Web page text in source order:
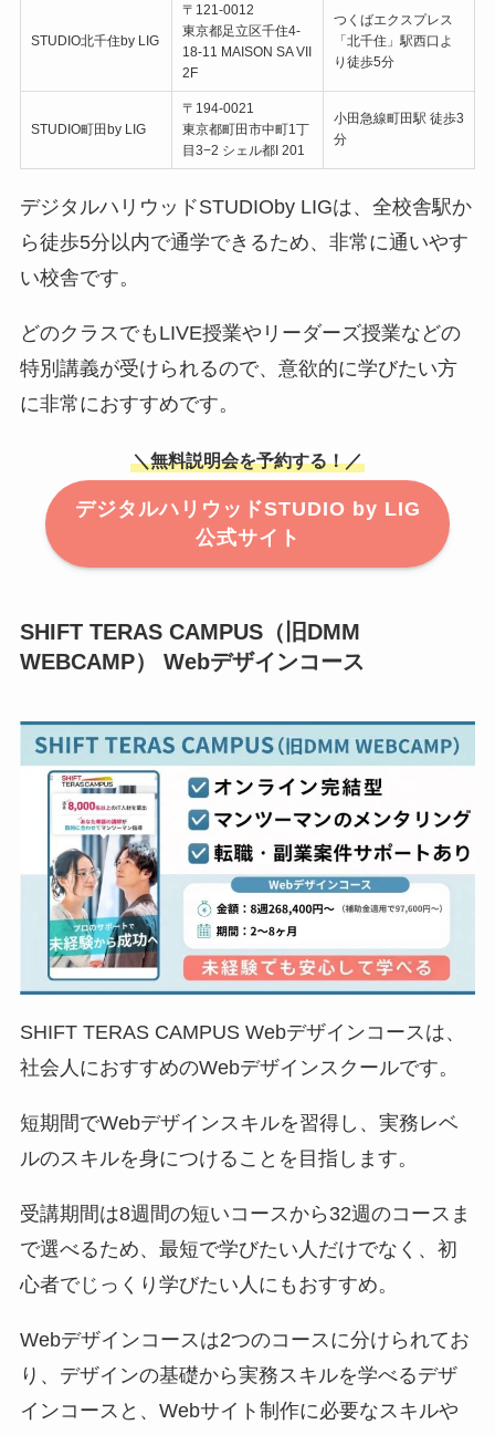
STUDIO北千住by LIG
〒121-0012
東京都足立区千住4-
18-11 MAISON SA VII
2F
つくばエクスプレス
「北千住」駅西口よ
り徒歩5分
STUDIO町田by LIG
〒194-0021
東京都町田市中町1丁
目3−2 シェル都I 201
小田急線町田駅 徒歩3
分
デジタルハリウッドSTUDIOby LIGは、全校舎駅か
ら徒歩5分以内で通学できるため、非常に通いやす
い校舎です。
どのクラスでもLIVE授業やリーダーズ授業などの
特別講義が受けられるので、意欲的に学びたい方
に非常におすすめです。
＼無料説明会を予約する！／
デジタルハリウッドSTUDIO by LIG
公式サイト
SHIFT TERAS CAMPUS（旧DMM
WEBCAMP） Webデザインコース
SHIFT TERAS CAMPUS Webデザインコースは、
社会人におすすめのWebデザインスクールです。
短期間でWebデザインスキルを習得し、実務レベ
ルのスキルを身につけることを目指します。
受講期間は8週間の短いコースから32週のコースま
で選べるため、最短で学びたい人だけでなく、初
心者でじっくり学びたい人にもおすすめ。
Webデザインコースは2つのコースに分けられてお
り、デザインの基礎から実務スキルを学べるデザ
インコースと、Webサイト制作に必要なスキルや